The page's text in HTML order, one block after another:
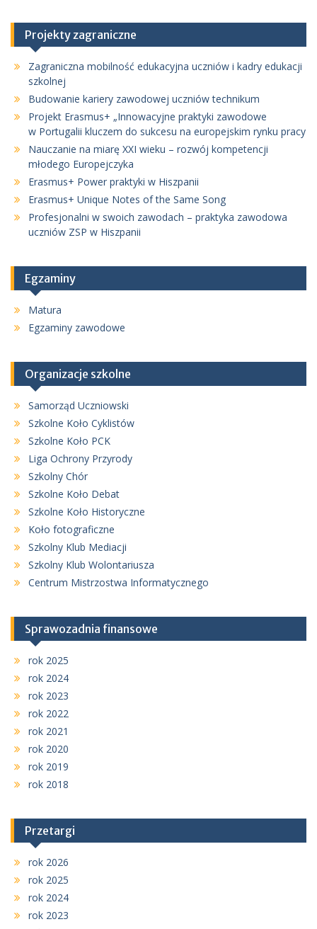
Projekty zagraniczne
Zagraniczna mobilność edukacyjna uczniów i kadry edukacji
szkolnej
Budowanie kariery zawodowej uczniów technikum
Projekt Erasmus+ „Innowacyjne praktyki zawodowe
w Portugalii kluczem do sukcesu na europejskim rynku pracy
Nauczanie na miarę XXI wieku – rozwój kompetencji
młodego Europejczyka
Erasmus+ Power praktyki w Hiszpanii
Erasmus+ Unique Notes of the Same Song
Profesjonalni w swoich zawodach – praktyka zawodowa
uczniów ZSP w Hiszpanii
Egzaminy
Matura
Egzaminy zawodowe
Organizacje szkolne
Samorząd Uczniowski
Szkolne Koło Cyklistów
Szkolne Koło PCK
Liga Ochrony Przyrody
Szkolny Chór
Szkolne Koło Debat
Szkolne Koło Historyczne
Koło fotograficzne
Szkolny Klub Mediacji
Szkolny Klub Wolontariusza
Centrum Mistrzostwa Informatycznego
Sprawozadnia finansowe
rok 2025
rok 2024
rok 2023
rok 2022
rok 2021
rok 2020
rok 2019
rok 2018
Przetargi
rok 2026
rok 2025
rok 2024
rok 2023